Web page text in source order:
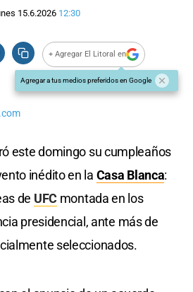
15.6.2026 12:30
+ Agregar El Litoral en
Agregar a tus medios preferidos en Google
este domingo su cumpleaños
inédito en la Casa Blanca:
de UFC montada en los
presidencial, ante más de
seleccionados.